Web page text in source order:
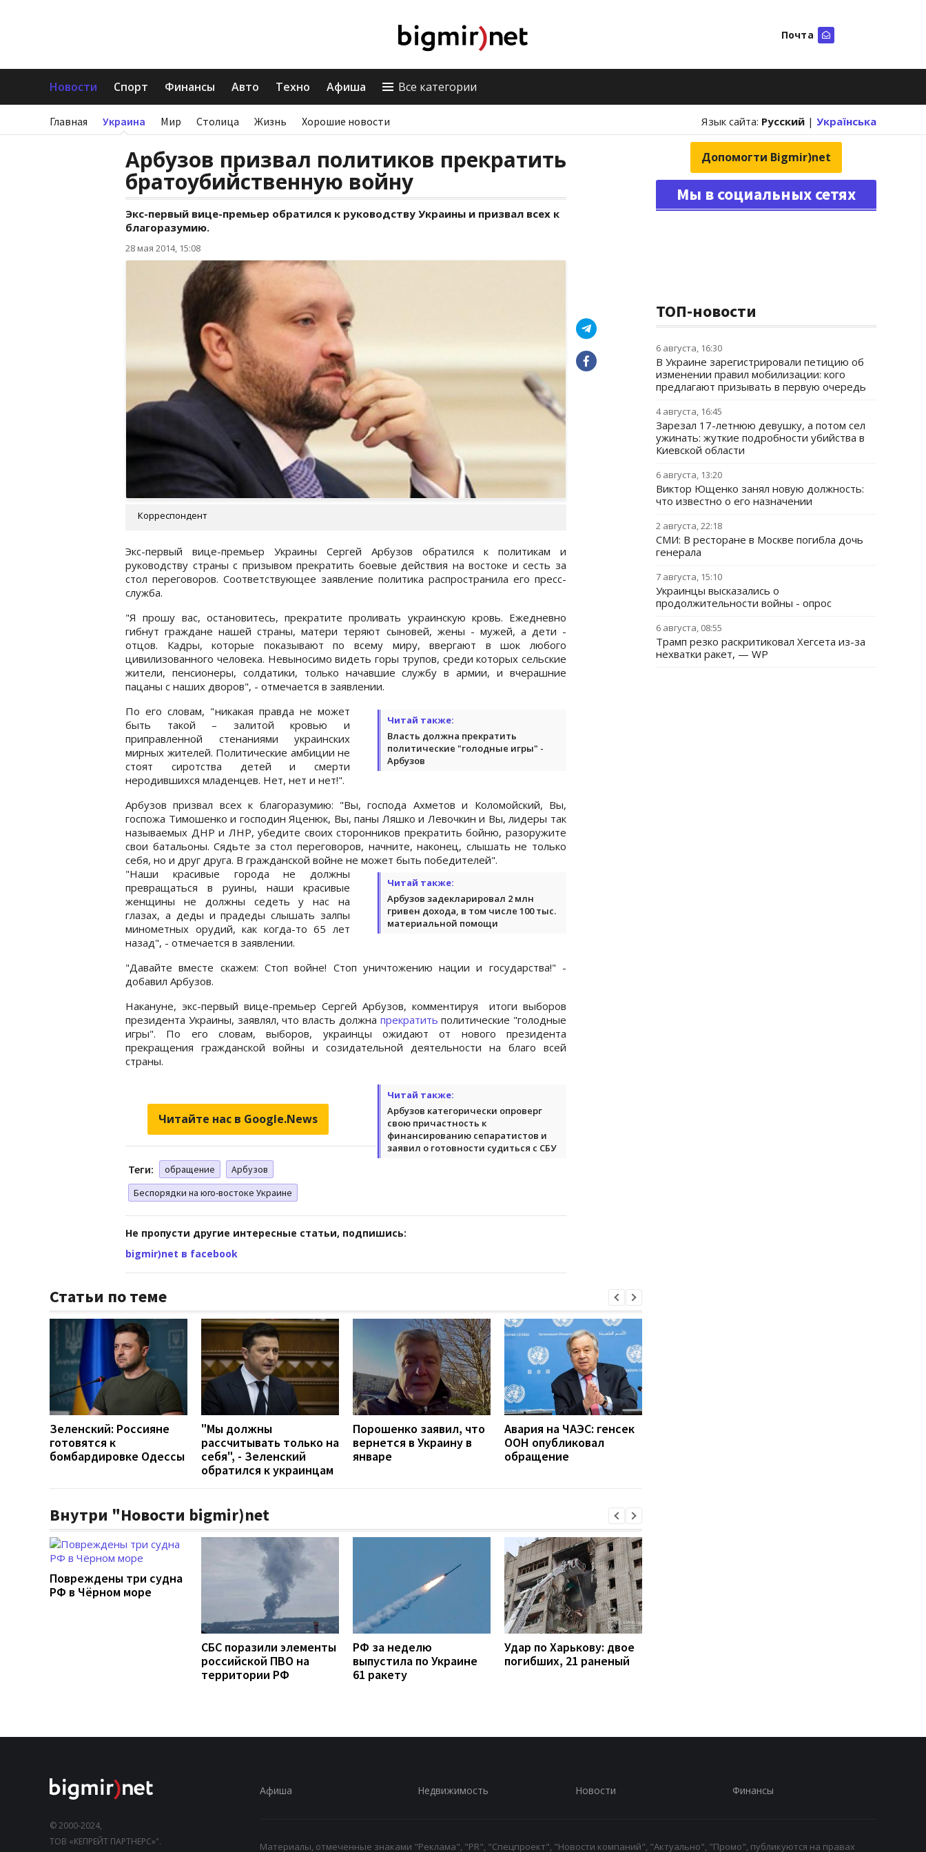
Почта
Новости Спорт Финансы Авто Техно Афиша Все категории
Главная Украина Мир Столица Жизнь Хорошие новости Язык сайта: Русский | Українська
Арбузов призвал политиков прекратить
братоубийственную войну
Экс-первый вице-премьер обратился к руководству Украины и призвал всех к
благоразумию.
28 мая 2014, 15:08
Корреспондент
Экс-первый вице-премьер Украины Сергей Арбузов обратился к политикам и
руководству страны с призывом прекратить боевые действия на востоке и сесть за
стол переговоров. Соответствующее заявление политика распространила его пресс-
служба.
"Я прошу вас, остановитесь, прекратите проливать украинскую кровь. Ежедневно
гибнут граждане нашей страны, матери теряют сыновей, жены - мужей, а дети -
отцов. Кадры, которые показывают по всему миру, ввергают в шок любого
цивилизованного человека. Невыносимо видеть горы трупов, среди которых сельские
жители, пенсионеры, солдатики, только начавшие службу в армии, и вчерашние
пацаны с наших дворов", - отмечается в заявлении.
Читай также:
Власть должна прекратить
политические "голодные игры" -
Арбузов
По его словам, "никакая правда не может
быть такой – залитой кровью и
приправленной стенаниями украинских
мирных жителей. Политические амбиции не
стоят сиротства детей и смерти
неродившихся младенцев. Нет, нет и нет!".
Арбузов призвал всех к благоразумию: "Вы, господа Ахметов и Коломойский, Вы,
госпожа Тимошенко и господин Яценюк, Вы, паны Ляшко и Левочкин и Вы, лидеры так
называемых ДНР и ЛНР, убедите своих сторонников прекратить бойню, разоружите
свои батальоны. Сядьте за стол переговоров, начните, наконец, слышать не только
себя, но и друг друга. В гражданской войне не может быть победителей".
Читай также:
Арбузов задекларировал 2 млн
гривен дохода, в том числе 100 тыс.
материальной помощи
"Наши красивые города не должны
превращаться в руины, наши красивые
женщины не должны седеть у нас на
глазах, а деды и прадеды слышать залпы
минометных орудий, как когда-то 65 лет
назад", - отмечается в заявлении.
"Давайте вместе скажем: Стоп войне! Стоп уничтожению нации и государства!" -
добавил Арбузов.
Накануне, экс-первый вице-премьер Сергей Арбузов, комментируя итоги выборов
президента Украины, заявлял, что власть должна прекратить политические "голодные
игры". По его словам, выборов, украинцы ожидают от нового президента
прекращения гражданской войны и созидательной деятельности на благо всей
страны.
Читай также:
Арбузов категорически опроверг
свою причастность к
финансированию сепаратистов и
заявил о готовности судиться с СБУ
Читайте нас в Google.News
Теги: обращение
Арбузов
Беспорядки на юго-востоке Украине
Не пропусти другие интересные статьи, подпишись:
bigmir)net в facebook
Статьи по теме
Зеленский: Россияне
готовятся к
бомбардировке Одессы
"Мы должны
рассчитывать только на
себя", - Зеленский
обратился к украинцам
Порошенко заявил, что
вернется в Украину в
январе
Авария на ЧАЭС: генсек
ООН опубликовал
обращение
Внутри "Новости bigmir)net
Повреждены три судна
РФ в Чёрном море
СБС поразили элементы
российской ПВО на
территории РФ
РФ за неделю
выпустила по Украине
61 ракету
Удар по Харькову: двое
погибших, 21 раненый
Допомогти Bigmir)net
Мы в социальных сетях
ТОП-новости
6 августа, 16:30
В Украине зарегистрировали петицию об
изменении правил мобилизации: кого
предлагают призывать в первую очередь
4 августа, 16:45
Зарезал 17-летнюю девушку, а потом сел
ужинать: жуткие подробности убийства в
Киевской области
6 августа, 13:20
Виктор Ющенко занял новую должность:
что известно о его назначении
2 августа, 22:18
СМИ: В ресторане в Москве погибла дочь
генерала
7 августа, 15:10
Украинцы высказались о
продолжительности войны - опрос
6 августа, 08:55
Трамп резко раскритиковал Хегсета из-за
нехватки ракет, — WP
© 2000-2024,
ТОВ «КЕПРЕЙТ ПАРТНЕРС»".
Афиша Недвижимость Новости Финансы
Материалы, отмеченные знаками "Реклама", "PR", "Спецпроект", "Новости компаний", "Актуально", "Промо", публикуются на правах